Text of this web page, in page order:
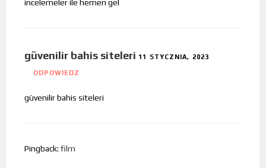
incelemeler ile hemen gel
güvenilir bahis siteleri 11 STYCZNIA, 2023
ODPOWIEDZ
güvenilir bahis siteleri
Pingback:film